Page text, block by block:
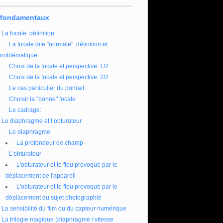
La focale: définition
La focale dite "normale": définition et
Choix de la focale et perspective: 1/2
Choix de la focale et perspective: 2/2
Le cas particulier du portrait:
Choisir la "bonne" focale
Le cadrage:
Le diaphragme et l’obturateur
Le diaphragme
La profondeur de champ
L'obturateur
L'obturateur et le flou provoqué par le
déplacement de l'appareil
L'obturateur et le flou provoqué par le
déplacement du sujet photographié
La sensibilité du film ou du capteur numérique
La trilogie magique (diaphragme / vitesse